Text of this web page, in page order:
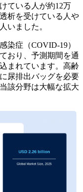
ている人が約12万
析を受けている人や
いました。
染症（COVID-19）
おり、予測期間を通
まれています。高齢
尿排出バッグを必要
該分野は大幅な拡大